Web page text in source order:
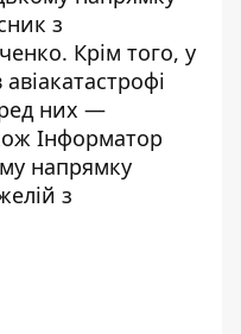
з
. Крім того, у
авіакатастрофі
них —
Інформатор
напрямку
з